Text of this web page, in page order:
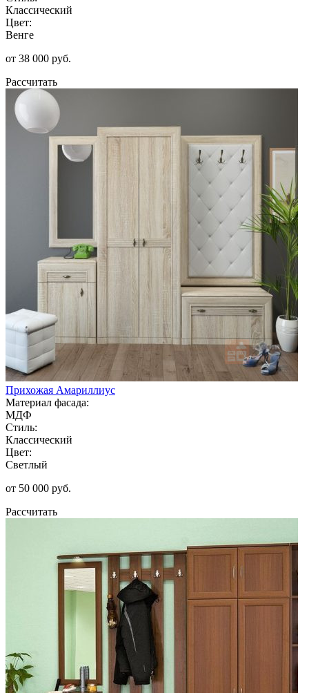
Классический
Цвет:
Венге
от 38 000 руб.
Рассчитать
Прихожая Амариллиус
Материал фасада:
МДФ
Стиль:
Классический
Цвет:
Светлый
от 50 000 руб.
Рассчитать